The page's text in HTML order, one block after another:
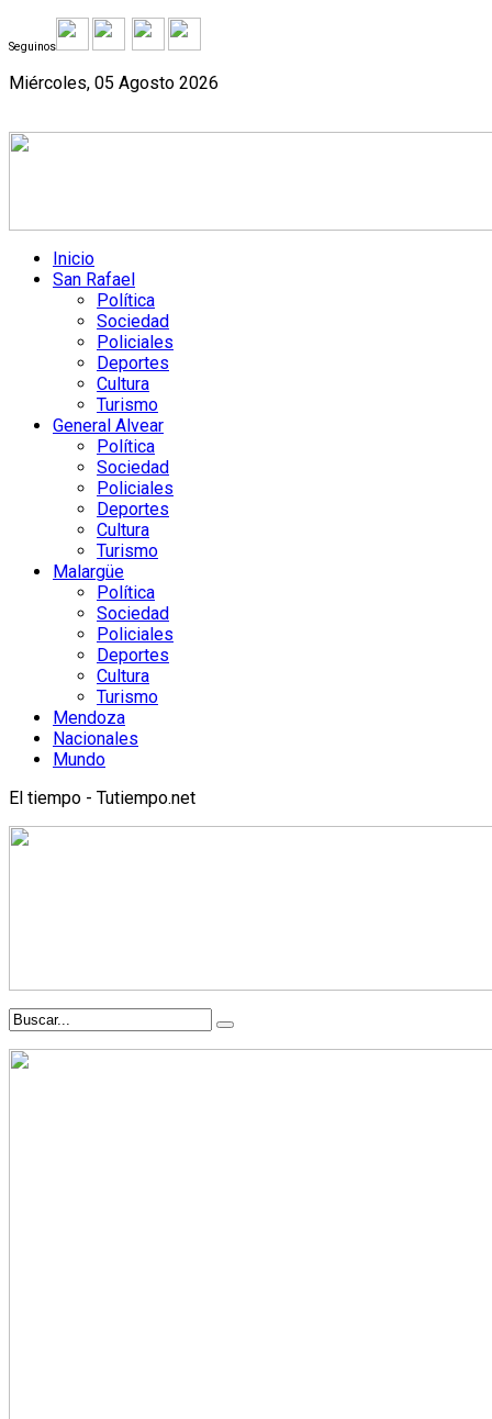
Seguinos
Miércoles, 05 Agosto 2026
Inicio
San Rafael
Política
Sociedad
Policiales
Deportes
Cultura
Turismo
General Alvear
Política
Sociedad
Policiales
Deportes
Cultura
Turismo
Malargüe
Política
Sociedad
Policiales
Deportes
Cultura
Turismo
Mendoza
Nacionales
Mundo
El tiempo - Tutiempo.net